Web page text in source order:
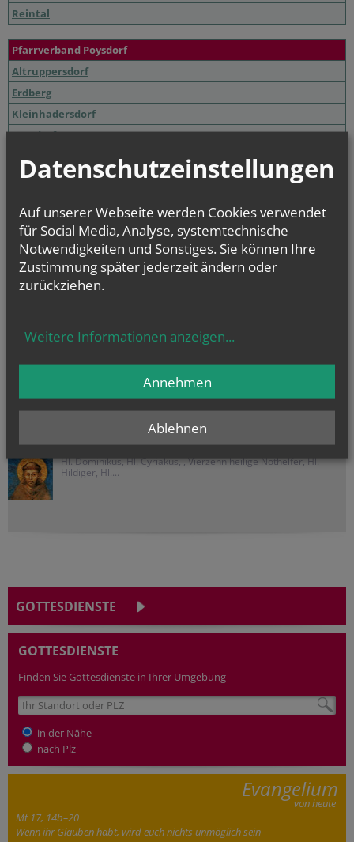
Reintal
Pfarrverband Poysdorf
Altruppersdorf
Erdberg
Kleinhadersdorf
Poysdorf
Wetzelsdorf
Weinland Nord
Drasenhofen
Falkenstein
Herrnbaumgarten
Poysbrunn
Schrattenberg
NAMENSTAGE
Hl. Dominikus, Hl. Cyriakus, , Vierzehn heilige Nothelfer, Hl.
Hildiger, Hl....
GOTTESDIENSTE
GOTTESDIENSTE
Finden Sie Gottesdienste in Ihrer Umgebung
in der Nähe
nach Plz
Evangelium
von heute
Mt 17, 14b–20
Wenn ihr Glauben habt, wird euch nichts unmöglich sein
Datenschutzeinstellungen
Auf unserer Webseite werden Cookies verwendet
für Social Media, Analyse, systemtechnische
Notwendigkeiten und Sonstiges. Sie können Ihre
Zustimmung später jederzeit ändern oder
zurückziehen.
Weitere Informationen anzeigen...
Ablehnen
Annehmen